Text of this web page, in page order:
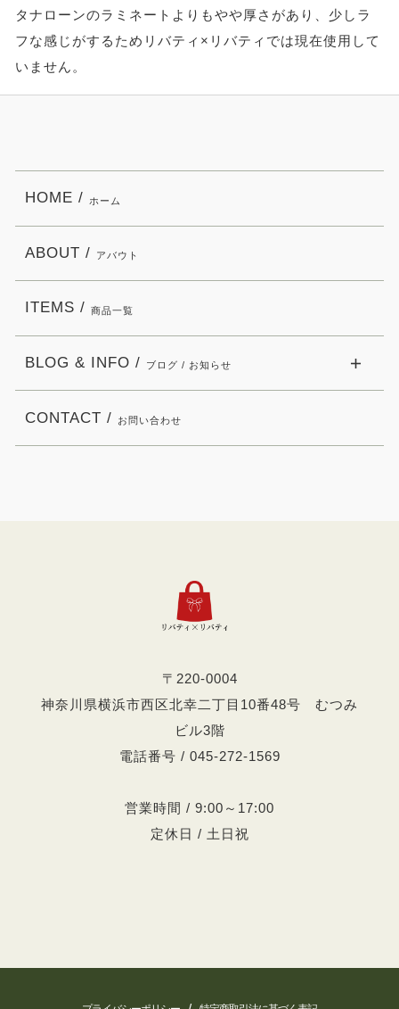
タナローンのラミネートよりもやや厚さがあり、少しラ
フな感じがするためリバティ×リバティでは現在使用して
いません。
〒220-0004
神奈川県横浜市西区北幸二丁目10番48号 むつみ
ビル3階
電話番号 / 045-272-1569
営業時間 / 9:00～17:00
定休日 / 土日祝
HOME / ホーム
ABOUT / アバウト
ITEMS / 商品一覧
BLOG & INFO / ブログ / お知らせ
CONTACT / お問い合わせ